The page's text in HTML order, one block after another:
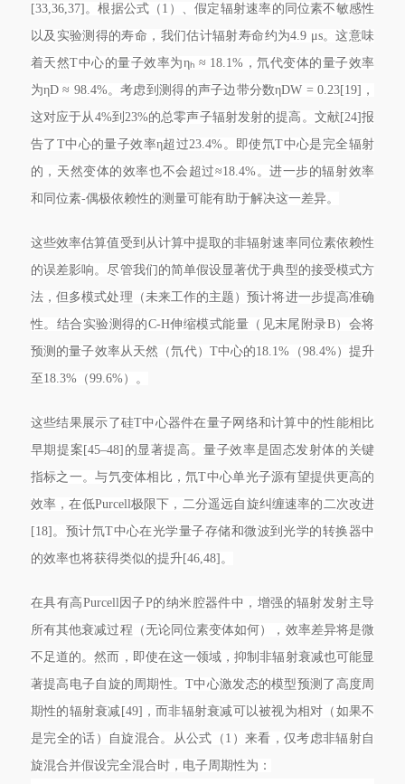
[33,36,37]。根据公式（1）、假定辐射速率的同位素不敏感性
以及实验测得的寿命，我们估计辐射寿命约为4.9 μs。这意味
着天然T中心的量子效率为ηₕ ≈ 18.1%，氘代变体的量子效率
为ηD ≈ 98.4%。考虑到测得的声子边带分数ηDW = 0.23[19]，
这对应于从4%到23%的总零声子辐射发射的提高。文献[24]报
告了T中心的量子效率η超过23.4%。即使氘T中心是完全辐射
的，天然变体的效率也不会超过≈18.4%。进一步的辐射效率
和同位素-偶极依赖性的测量可能有助于解决这一差异。
这些效率估算值受到从计算中提取的非辐射速率同位素依赖性
的误差影响。尽管我们的简单假设显著优于典型的接受模式方
法，但多模式处理（未来工作的主题）预计将进一步提高准确
性。结合实验测得的C-H伸缩模式能量（见末尾附录B）会将
预测的量子效率从天然（氘代）T中心的18.1%（98.4%）提升
至18.3%（99.6%）。
这些结果展示了硅T中心器件在量子网络和计算中的性能相比
早期提案[45–48]的显著提高。量子效率是固态发射体的关键
指标之一。与氕变体相比，氘T中心单光子源有望提供更高的
效率，在低Purcell极限下，二分遥远自旋纠缠速率的二次改进
[18]。预计氘T中心在光学量子存储和微波到光学的转换器中
的效率也将获得类似的提升[46,48]。
在具有高Purcell因子P的纳米腔器件中，增强的辐射发射主导
所有其他衰减过程（无论同位素变体如何），效率差异将是微
不足道的。然而，即使在这一领域，抑制非辐射衰减也可能显
著提高电子自旋的周期性。T中心激发态的模型预测了高度周
期性的辐射衰减[49]，而非辐射衰减可以被视为相对（如果不
是完全的话）自旋混合。从公式（1）来看，仅考虑非辐射自
旋混合并假设完全混合时，电子周期性为：